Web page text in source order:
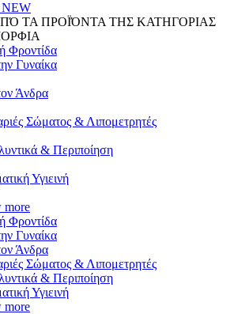
NEW
ΤΑ ΠΡΟΪΌΝΤΑ ΤΗΣ ΚΑΤΗΓΟΡΙΑΣ
Φροντίδα
Γυναίκα
Άνδρα
Σώματος & Λιπομετρητές
& Περιποίηση
Υγιεινή
more
Φροντίδα
Γυναίκα
Άνδρα
Σώματος & Λιπομετρητές
& Περιποίηση
Υγιεινή
more